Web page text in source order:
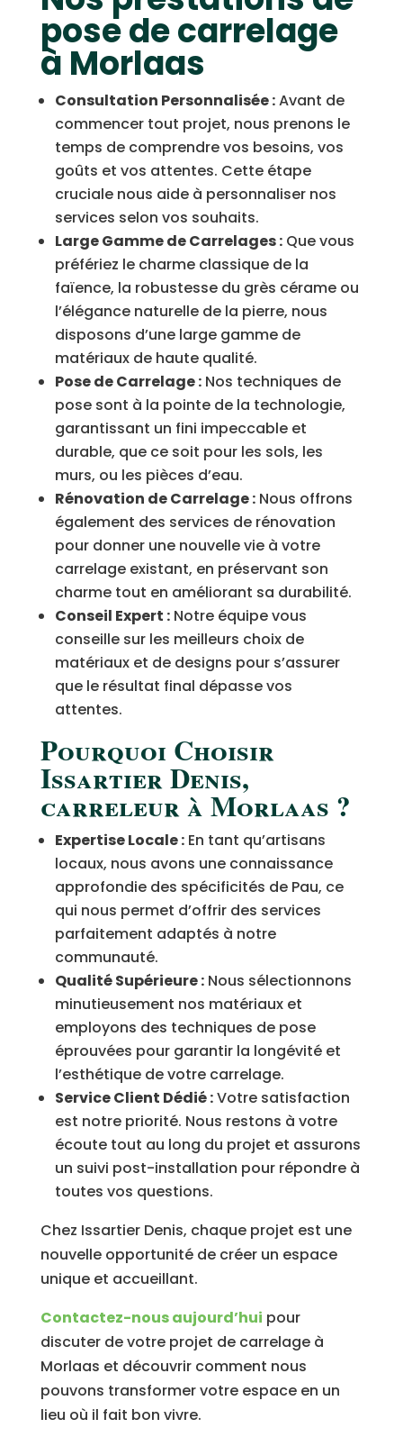
pose de carrelage
à Morlaas
Consultation Personnalisée :Avant de
commencer tout projet, nous prenons le
temps de comprendre vos besoins, vos
goûts et vos attentes. Cette étape
cruciale nous aide à personnaliser nos
services selon vos souhaits.
Large Gamme de Carrelages :Que vous
préfériez le charme classique de la
faïence, la robustesse du grès cérame ou
l’élégance naturelle de la pierre, nous
disposons d’une large gamme de
matériaux de haute qualité.
Pose de Carrelage :Nos techniques de
pose sont à la pointe de la technologie,
garantissant un fini impeccable et
durable, que ce soit pour les sols, les
murs, ou les pièces d’eau.
Rénovation de Carrelage :Nous offrons
également des services de rénovation
pour donner une nouvelle vie à votre
carrelage existant, en préservant son
charme tout en améliorant sa durabilité.
Conseil Expert :Notre équipe vous
conseille sur les meilleurs choix de
matériaux et de designs pour s’assurer
que le résultat final dépasse vos
attentes.
Pourquoi Choisir
Issartier Denis,
carreleur à Morlaas ?
Expertise Locale :En tant qu’artisans
locaux, nous avons une connaissance
approfondie des spécificités de Pau, ce
qui nous permet d’offrir des services
parfaitement adaptés à notre
communauté.
Qualité Supérieure :Nous sélectionnons
minutieusement nos matériaux et
employons des techniques de pose
éprouvées pour garantir la longévité et
l’esthétique de votre carrelage.
Service Client Dédié :Votre satisfaction
est notre priorité. Nous restons à votre
écoute tout au long du projet et assurons
un suivi post-installation pour répondre à
toutes vos questions.
Chez Issartier Denis, chaque projet est une
nouvelle opportunité de créer un espace
unique et accueillant.
Contactez-nous aujourd’hui pour
discuter de votre projet de carrelage à
Morlaas et découvrir comment nous
pouvons transformer votre espace en un
lieu où il fait bon vivre.